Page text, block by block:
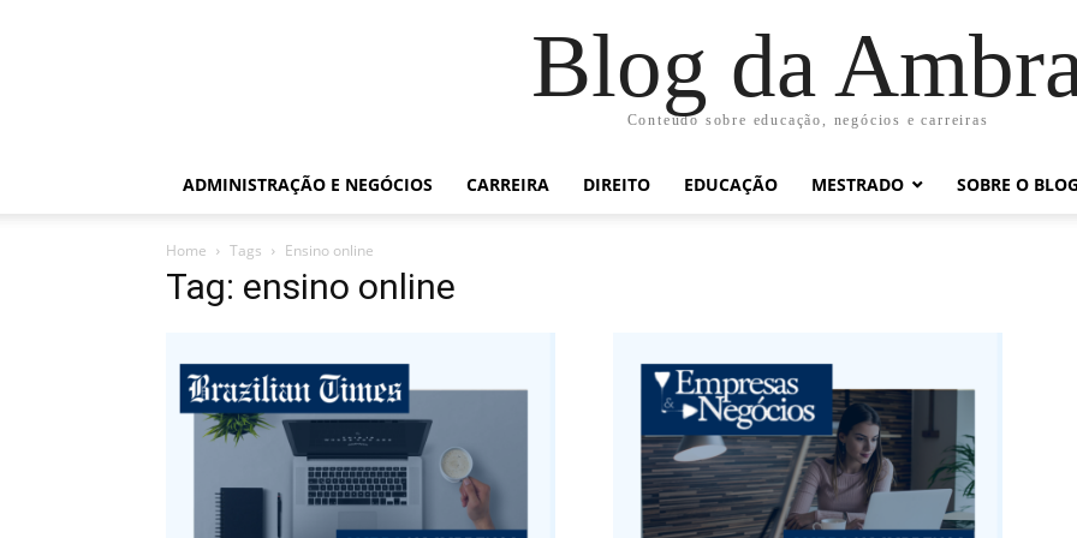
Blog da
Conteúdo sobre educação, negócios e carreiras
ADMINISTRAÇÃO E NEGÓCIOS CARREIRA DIREITO EDUCAÇÃO MESTRADO SOBRE O
Home Tags Ensino online
Tag: ensino online